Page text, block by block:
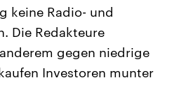
und
zu
Nahostkonflikt
Aktuelle Lage und
Der Überfall der
Terrororganisation Hamas
keine Radio- und
Die Redakteure
gegen niedrige
Investoren munter